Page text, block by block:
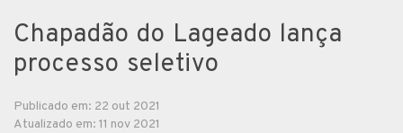
Chapadão do Lageado lança
processo seletivo
Publicado em: 22 out 2021
Atualizado em: 11 nov 2021